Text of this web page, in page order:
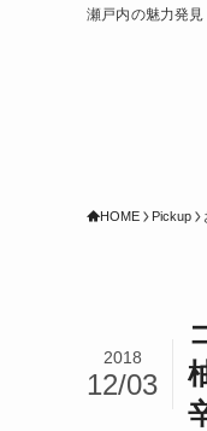
瀬戸内の魅力発
HOME Pickup
2018
12/03